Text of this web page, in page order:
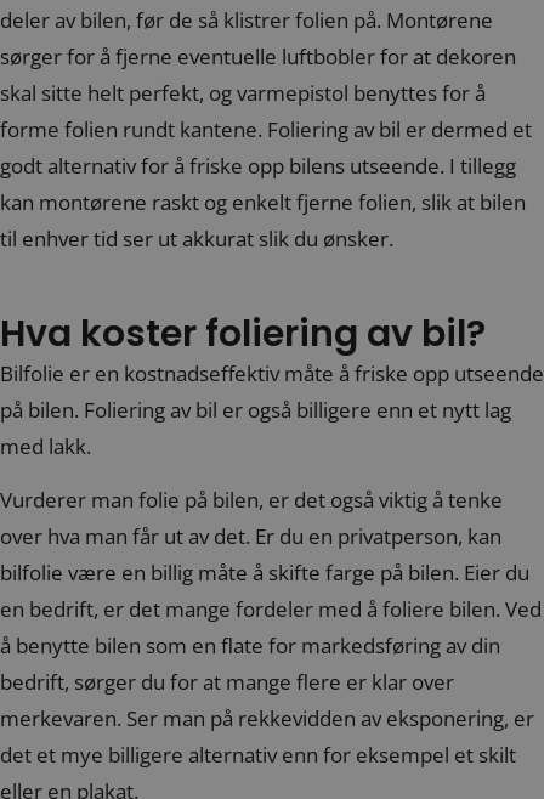
deler av bilen, før de så klistrer folien på. Montørene
sørger for å fjerne eventuelle luftbobler for at dekoren
skal sitte helt perfekt, og varmepistol benyttes for å
forme folien rundt kantene. Foliering av bil er dermed et
godt alternativ for å friske opp bilens utseende. I tillegg
kan montørene raskt og enkelt fjerne folien, slik at bilen
til enhver tid ser ut akkurat slik du ønsker.
Hva koster foliering av bil?
Bilfolie er en kostnadseffektiv måte å friske opp utseende
på bilen. Foliering av bil er også billigere enn et nytt lag
med lakk.
Vurderer man folie på bilen, er det også viktig å tenke
over hva man får ut av det. Er du en privatperson, kan
bilfolie være en billig måte å skifte farge på bilen. Eier du
en bedrift, er det mange fordeler med å foliere bilen. Ved
å benytte bilen som en flate for markedsføring av din
bedrift, sørger du for at mange flere er klar over
merkevaren. Ser man på rekkevidden av eksponering, er
det et mye billigere alternativ enn for eksempel et skilt
eller en plakat.